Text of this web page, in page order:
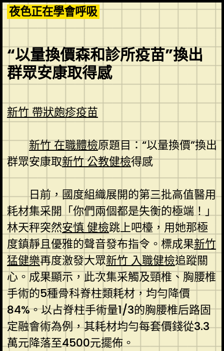
Skip
to
content
夜色正在學會呼吸
“以量換價森和診所疫苗”換出
群眾安康取得感
新竹 帶狀皰疹疫苗
新竹 在職體檢原題目：“以量換價”換出
群眾安康取新竹 公教健檢得感
日前，國度組織展開的第三批高值醫用
耗材集采開「你們兩個都是失衡的極端！」
林天秤突然安慎 健檢跳上吧檯，用她那極
度鎮靜且優雅的聲音發布指令。標成果新竹
猛健樂再度激發大眾新竹 入職健檢追蹤關
心。成果顯示，此次集采觸及頸椎、胸腰椎
手術的5種骨科脊柱類耗材，均勻降價
84%。以占脊柱手術量1/3的胸腰椎后路固
定融會術為例，其耗材均勻每套價錢從3.3
萬元降落至4500元擺佈。